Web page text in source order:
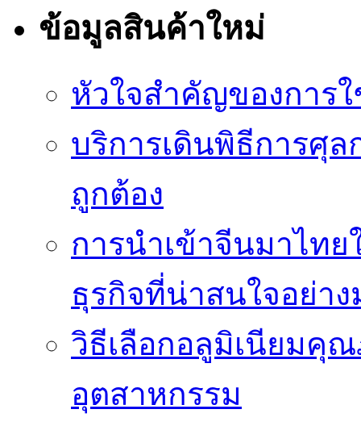
ข้อมูลสินค้าใหม่
หัวใจสำคัญของการ
บริการเดินพิธีการศุล
ถูกต้อง
การนำเข้าจีนมาไท
ธุรกิจที่น่าสนใจอย่าง
วิธีเลือกอลูมิเนียมคุ
อุตสาหกรรม